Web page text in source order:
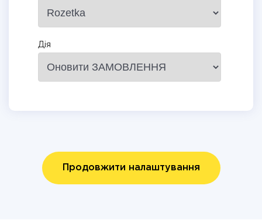
Дія
Продовжити налаштування